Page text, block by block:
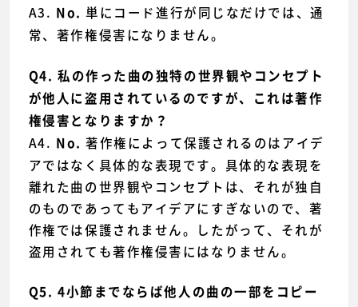
A3. No. 単にコード進行が同じなだけでは、通
常、著作権侵害になりません。
Q4. 私の作った曲の独特の世界観やコンセプト
が他人に盗用されているのですが、これは著作
権侵害となりますか？
A4. No. 著作権によって保護されるのはアイデ
アではなく具体的な表現です。具体的な表現を
離れた曲の世界観やコンセプトは、それが独自
のものであってもアイデアにすぎないので、著
作権では保護されません。したがって、それが
盗用されても著作権侵害にはなりません。
Q5. 4小節までならば他人の曲の一部をコピー